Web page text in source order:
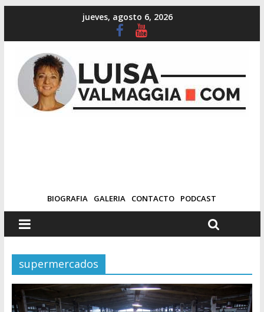
jueves, agosto 6, 2026
BIOGRAFIA GALERIA CONTACTO PODCAST
supermercados